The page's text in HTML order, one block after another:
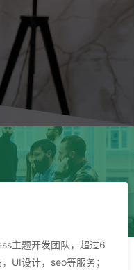
主题开发团队，超过6
UI设计，seo等服务；